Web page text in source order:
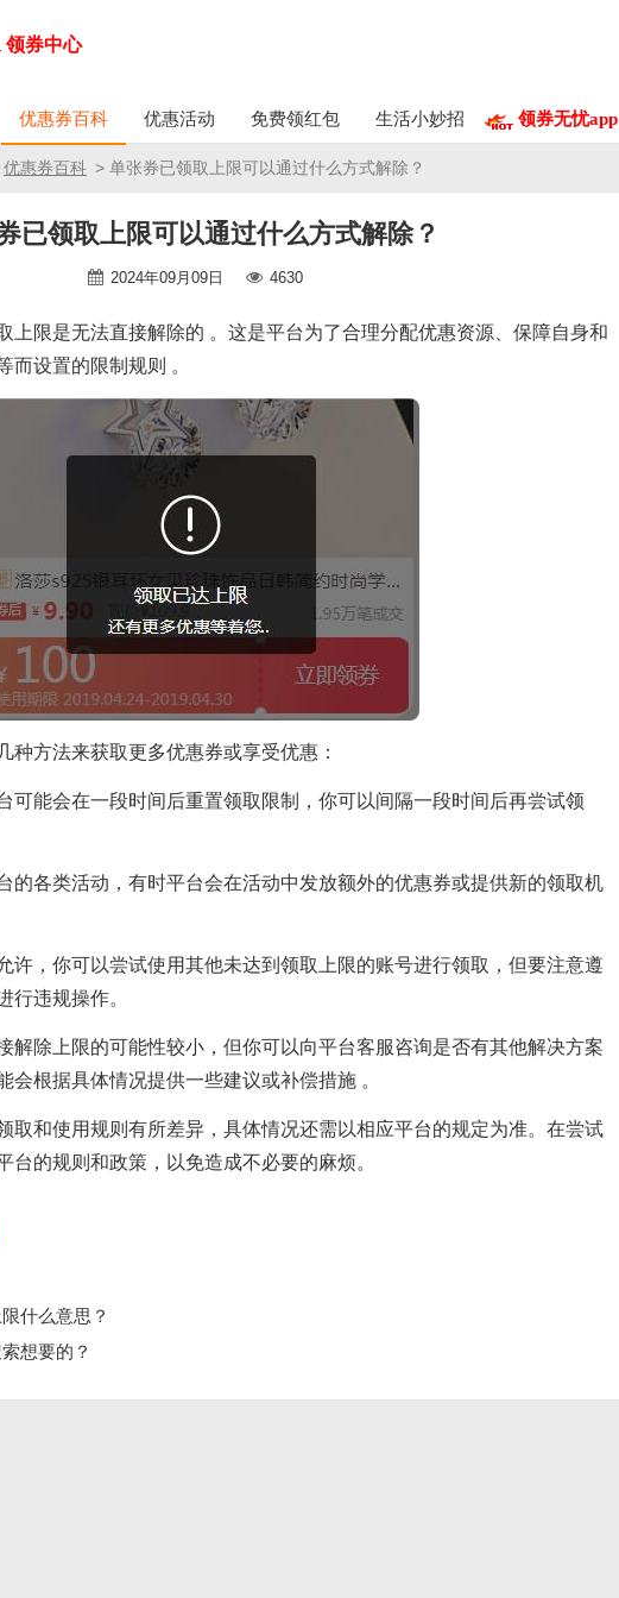
领券中心
优惠券百科 优惠活动 免费领红包 生活小妙招 领券无忧app
优惠券百科 > 单张券已领取上限可以通过什么方式解除？
已领取上限可以通过什么方式解除？
2024年09月09日 4630
上限是无法直接解除的 。这是平台为了合理分配优惠资源、保障自身和
而设置的限制规则 。
种方法来获取更多优惠券或享受优惠：
可能会在一段时间后重置领取限制，你可以间隔一段时间后再尝试领
的各类活动，有时平台会在活动中发放额外的优惠券或提供新的领取机
许，你可以尝试使用其他未达到领取上限的账号进行领取，但要注意遵
行违规操作。
解除上限的可能性较小，但你可以向平台客服咨询是否有其他解决方案
会根据具体情况提供一些建议或补偿措施 。
取和使用规则有所差异，具体情况还需以相应平台的规定为准。在尝试
台的规则和政策，以免造成不必要的麻烦。
什么意思？
想要的？